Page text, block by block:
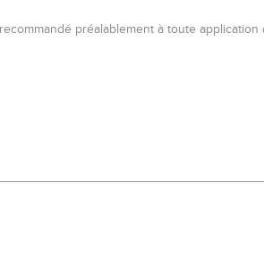
préalablement à toute application